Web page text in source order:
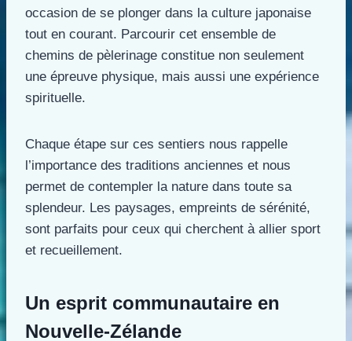
occasion de se plonger dans la culture japonaise
tout en courant. Parcourir cet ensemble de
chemins de pèlerinage constitue non seulement
une épreuve physique, mais aussi une expérience
spirituelle.
Chaque étape sur ces sentiers nous rappelle
l’importance des traditions anciennes et nous
permet de contempler la nature dans toute sa
splendeur. Les paysages, empreints de sérénité,
sont parfaits pour ceux qui cherchent à allier sport
et recueillement.
Un esprit communautaire en
Nouvelle-Zélande